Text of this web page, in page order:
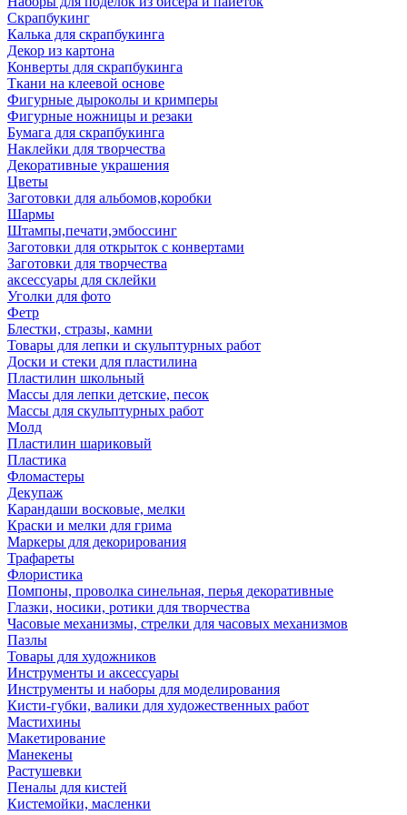
Скрапбукинг
Калька для скрапбукинга
Декор из картона
Конверты для скрапбукинга
Ткани на клеевой основе
Фигурные дыроколы и кримперы
Фигурные ножницы и резаки
Бумага для скрапбукинга
Наклейки для творчества
Декоративные украшения
Цветы
Заготовки для альбомов,коробки
Шармы
Штампы,печати,эмбоссинг
Заготовки для открыток с конвертами
Заготовки для творчества
аксессуары для склейки
Уголки для фото
Фетр
Блестки, стразы, камни
Товары для лепки и скульптурных работ
Доски и стеки для пластилина
Пластилин школьный
Массы для лепки детские, песок
Массы для скульптурных работ
Молд
Пластилин шариковый
Пластика
Фломастеры
Декупаж
Карандаши восковые, мелки
Краски и мелки для грима
Маркеры для декорирования
Трафареты
Флористика
Помпоны, проволка синельная, перья декоративные
Глазки, носики, ротики для творчества
Часовые механизмы, стрелки для часовых механизмов
Пазлы
Товары для художников
Инструменты и аксессуары
Инструменты и наборы для моделирования
Кисти-губки, валики для художественных работ
Мастихины
Макетирование
Манекены
Растушевки
Пеналы для кистей
Кистемойки, масленки